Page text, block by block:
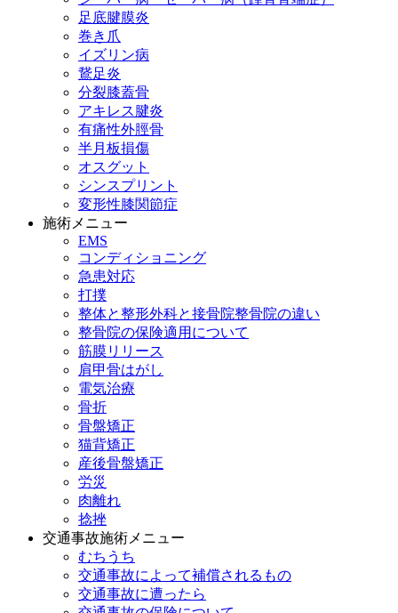
足底腱膜炎
巻き爪
イズリン病
鵞足炎
分裂膝蓋骨
アキレス腱炎
有痛性外脛骨
半月板損傷
オスグット
シンスプリント
変形性膝関節症
施術メニュー
EMS
コンディショニング
急患対応
打撲
整体と整形外科と接骨院整骨院の違い
整骨院の保険適用について
筋膜リリース
肩甲骨はがし
電気治療
骨折
骨盤矯正
猫背矯正
産後骨盤矯正
労災
肉離れ
捻挫
交通事故施術メニュー
むちうち
交通事故によって補償されるもの
交通事故に遭ったら